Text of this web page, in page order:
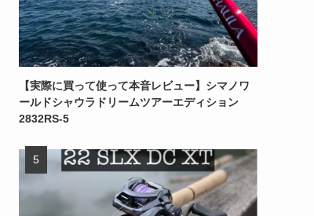
【実際に買って使って本音レビュー】シマノワ
ールドシャウラドリームツアーエディション
2832RS-5